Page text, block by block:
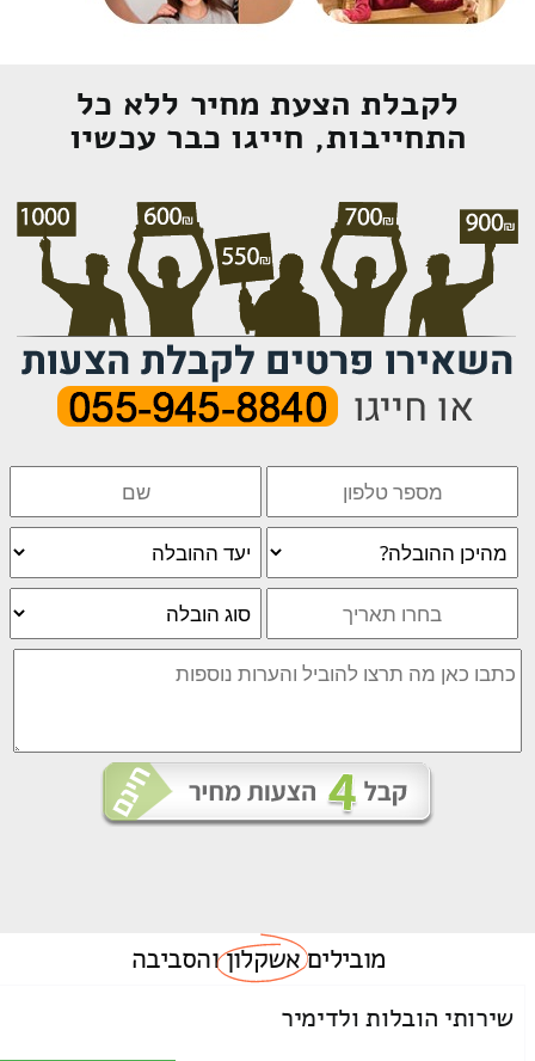
לקבלת הצעת מחיר ללא כל
התחייבות, חייגו כבר עכשיו
מוביליםאשקלוןוהסביבה
שירותי הובלות ולדימיר